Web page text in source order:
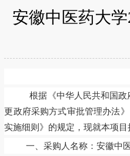
安徽中医药大
根据 《中华人民共和国
更政府采购方式审批管理办法
实施细则 》 的规定，现就本项目
一、采购人名称：安徽中